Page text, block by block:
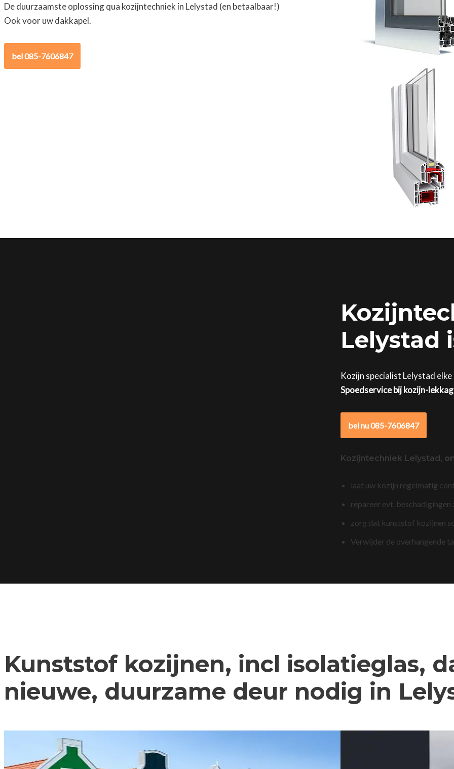
De duurzaamste oplossing qua kozijntechniek in Lelystad (en betaalbaar!)
Ook voor uw dakkapel.
bel 085-7606847
Lelystad
Kozijn specialist Lelystad
Spoedservice bij kozijn-
bel nu 085-7606847
Kozijntechniek Lelystad,
laat uw kozijn regelmatig
repareer evt.
zorg dat kunststof kozijnen
Verwijder de overhangende
Kunststof kozijnen, incl isolatieglas,
nieuwe, duurzame deur nodig in